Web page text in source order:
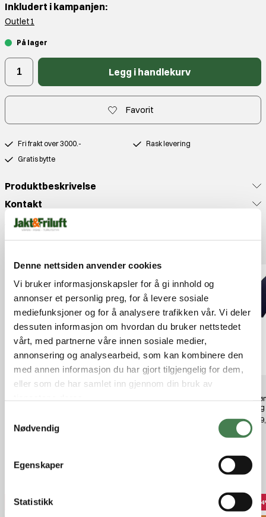
Denne nettsiden anvender cookies
Vi bruker informasjonskapsler for å gi innhold og
annonser et personlig preg, for å levere sosiale
mediefunksjoner og for å analysere trafikken vår. Vi deler
dessuten informasjon om hvordan du bruker nettstedet
vårt, med partnerne våre innen sosiale medier,
annonsering og analysearbeid, som kan kombinere den
med annen informasjon du har gjort tilgjengelig for dem,
eller som de har samlet inn gjennom din bruk av
Nødvendig
Egenskaper
Statistikk
Inkludert i kampanjen:
Outlet1
På lager
Legg i handlekurv
Favorit
Fri frakt over 3000.-
Rask levering
Gratis bytte
Produktbeskrivelse
Kontakt
Anmeldelser
Populære produkter
kr
Relaterte produkter
44%